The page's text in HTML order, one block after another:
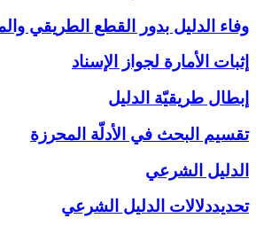
وفاء الدليل بدور القطع الطريقي
إثبات الأمارة لجواز الإسناد
إبطال طريقيّة الدليل
تقسيم البحث في الأدلّة المحرزة
الدليل الشرعي‏
تحديددلالات الدليل الشرعي‏